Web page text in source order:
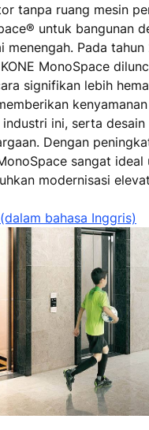
tanpa ruang mesin
untuk bangunan
menengah. Pada tahun
MonoSpace
signifikan lebih
ini, serta
Dengan
sangat
modernisasi
bahasa Inggris)